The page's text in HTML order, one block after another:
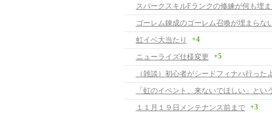
ゴーレム錬成のゴーレム召喚が埋まらな
虹イベ大当たり
+4
ニューライズ仕様変更 +5
（雑談）初心者がシードフィナハ行った
１１月１９日メンテナンス前まで +3